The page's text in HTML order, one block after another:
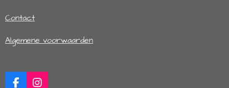
Contact
Algemene voorwaarden